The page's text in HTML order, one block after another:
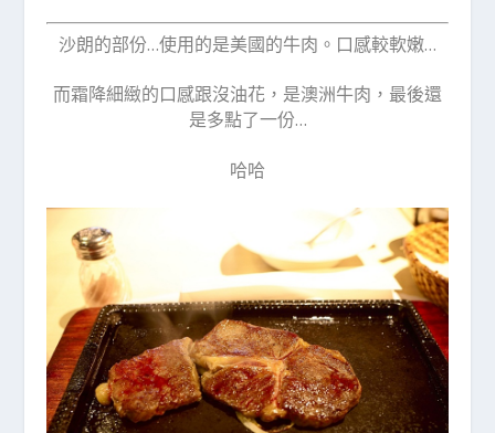
沙朗的部份…使用的是美國的牛肉。口感較軟嫩…
而霜降細緻的口感跟沒油花，是澳洲牛肉，最後還
是多點了一份…
哈哈